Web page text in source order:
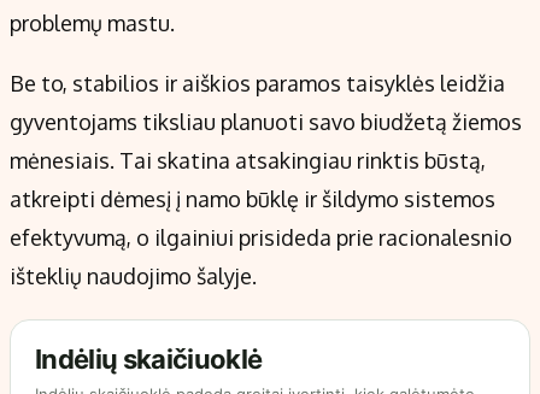
problemų mastu.
Be to, stabilios ir aiškios paramos taisyklės leidžia
gyventojams tiksliau planuoti savo biudžetą žiemos
mėnesiais. Tai skatina atsakingiau rinktis būstą,
atkreipti dėmesį į namo būklę ir šildymo sistemos
efektyvumą, o ilgainiui prisideda prie racionalesnio
išteklių naudojimo šalyje.